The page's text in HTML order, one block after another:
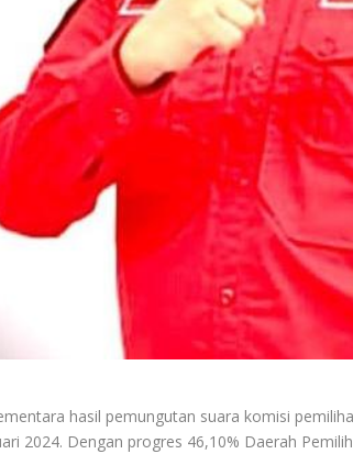
hasil pemungutan suara komisi
2024. Dengan progres 46,10% Daerah